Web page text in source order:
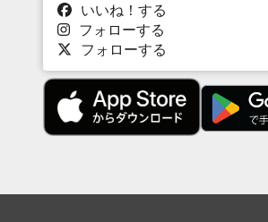
いいね！する
フォローする
フォローする